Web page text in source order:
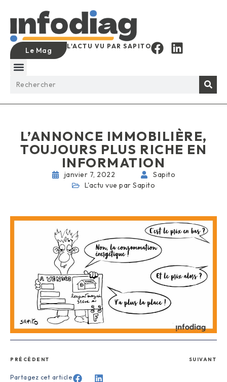
Le Mag L'ACTU VU PAR SAPITO
L’ANNONCE IMMOBILIÈRE,
TOUJOURS PLUS RICHE EN
INFORMATION
janvier 7, 2022
Sapito
L'actu vue par Sapito
PRÉCÉDENT SUIVANT
Partagez cet article